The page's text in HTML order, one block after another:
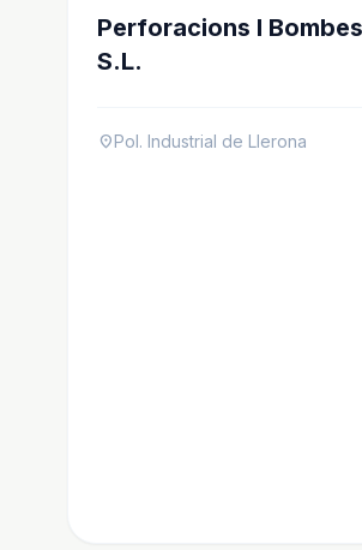
Perforacions I
S.L.
location_onPol. Industrial de Llerona